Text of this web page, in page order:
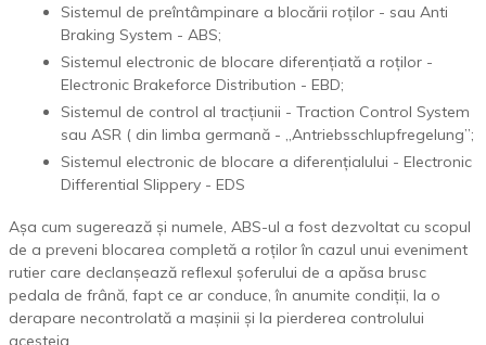
Sistemul de preîntâmpinare a blocării roților - sau Anti
Braking System - ABS;
Sistemul electronic de blocare diferențiată a roților -
Electronic Brakeforce Distribution - EBD;
Sistemul de control al tracțiunii - Traction Control System
sau ASR ( din limba germană - „Antriebsschlupfregelung”;
Sistemul electronic de blocare a diferențialului - Electronic
Differential Slippery - EDS
Așa cum sugerează și numele, ABS-ul a fost dezvoltat cu scopul
de a preveni blocarea completă a roților în cazul unui eveniment
rutier care declanșează reflexul șoferului de a apăsa brusc
pedala de frână, fapt ce ar conduce, în anumite condiții, la o
derapare necontrolată a mașinii și la pierderea controlului
acesteia.